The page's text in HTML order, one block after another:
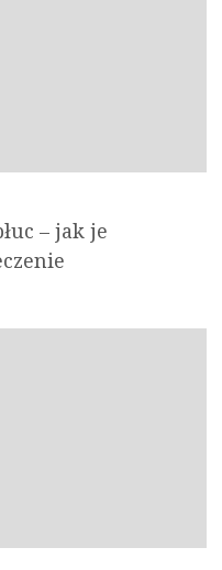
– jak je